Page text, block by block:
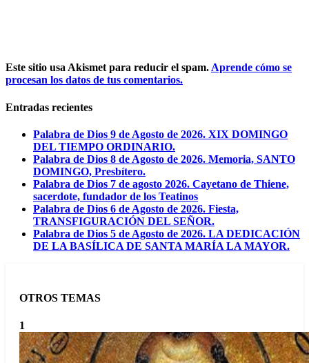
Este sitio usa Akismet para reducir el spam.Aprende cómo se
procesan los datos de tus comentarios.
Entradas recientes
Palabra de Dios 9 de Agosto de 2026. XIX DOMINGO
DEL TIEMPO ORDINARIO.
Palabra de Dios 8 de Agosto de 2026. Memoria, SANTO
DOMINGO, Presbítero.
Palabra de Dios 7 de agosto 2026. Cayetano de Thiene,
sacerdote, fundador de los Teatinos
Palabra de Dios 6 de Agosto de 2026. Fiesta,
TRANSFIGURACIÓN DEL SEÑOR.
Palabra de Dios 5 de Agosto de 2026. LA DEDICACIÓN
DE LA BASÍLICA DE SANTA MARÍA LA MAYOR.
OTROS TEMAS
1